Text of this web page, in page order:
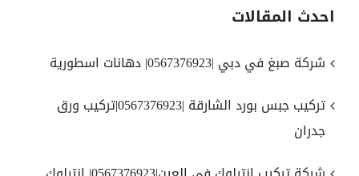
احدث المقالات
شركة صبغ في دبي |0567376923| دهانات اسطورية
تركيب جبس بورد الشارقة |0567376923|تركيب ورق
جدران